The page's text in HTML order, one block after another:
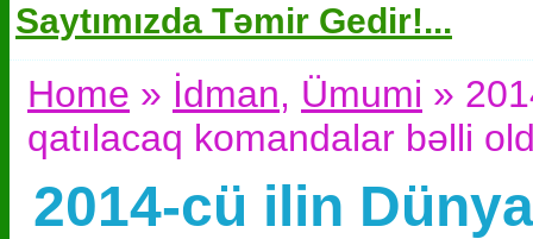
Saytımızda Təmir Gedir!...
Home » İdman, Ümumi »
qatılacaq komandalar bəlli
2014-cü ilin